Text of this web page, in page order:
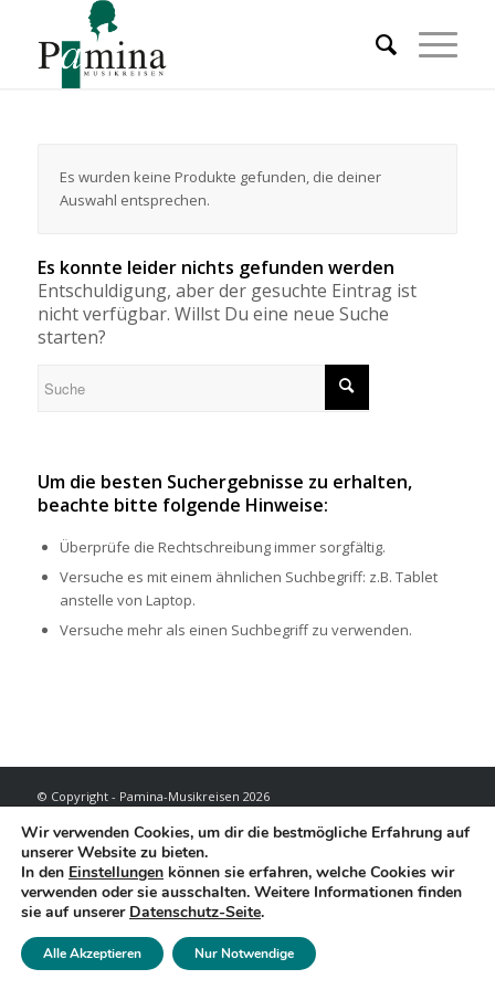
Es wurden keine Produkte gefunden, die deiner
Auswahl entsprechen.
Es konnte leider nichts gefunden werden
Entschuldigung, aber der gesuchte Eintrag ist
nicht verfügbar. Willst Du eine neue Suche
starten?
Um die besten Suchergebnisse zu erhalten,
beachte bitte folgende Hinweise:
Überprüfe die Rechtschreibung immer sorgfältig.
Versuche es mit einem ähnlichen Suchbegriff: z.B. Tablet
anstelle von Laptop.
Versuche mehr als einen Suchbegriff zu verwenden.
© Copyright - Pamina-Musikreisen 2026
Wir verwenden Cookies, um dir die bestmögliche Erfahrung auf
unserer Website zu bieten.
In den Einstellungen können sie erfahren, welche Cookies wir
verwenden oder sie ausschalten. Weitere Informationen finden
sie auf unserer Datenschutz-Seite.
Alle Akzeptieren Nur Notwendige